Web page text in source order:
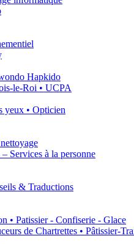
Hapkido
le-Roi • UCPA
yeux • Opticien
Services à la personne
& Traductions
• Patissier - Confiserie - Glace
de Chartrettes • Pâtissier-